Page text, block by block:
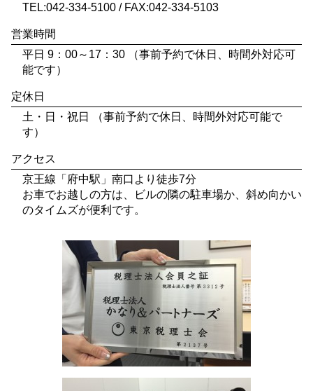
TEL:042-334-5100 / FAX:042-334-5103
営業時間
平日 9：00～17：30 （事前予約で休日、時間外対応可
能です）
定休日
土・日・祝日 （事前予約で休日、時間外対応可能で
す）
アクセス
京王線「府中駅」南口より徒歩7分
お車でお越しの方は、ビルの隣の駐車場か、斜め向かい
のタイムズが便利です。